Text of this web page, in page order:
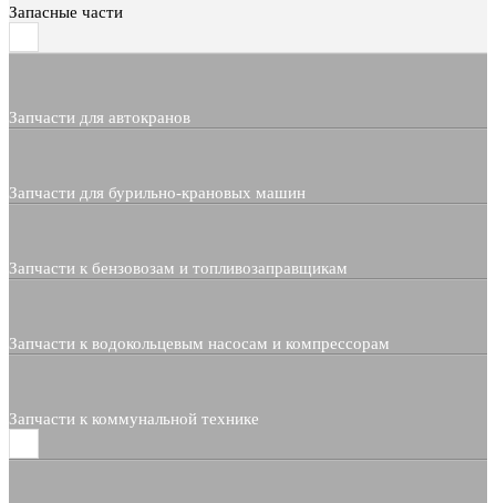
Запасные части
Запчасти для автокранов
Запчасти для бурильно-крановых машин
Запчасти к бензовозам и топливозаправщикам
Запчасти к водокольцевым насосам и компрессорам
Запчасти к коммунальной технике